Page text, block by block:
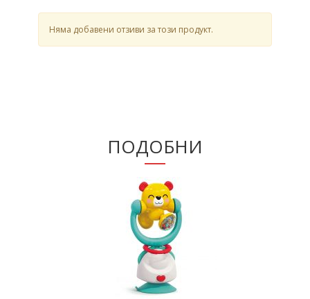
Няма добавени отзиви за този продукт.
ПОДОБНИ